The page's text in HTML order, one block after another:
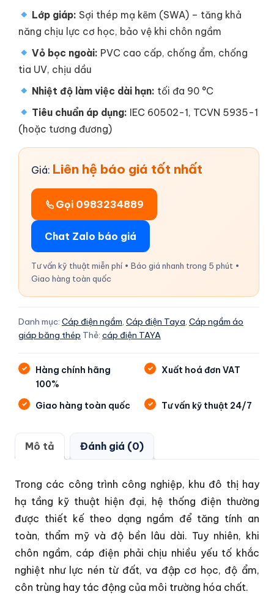
Lớp giáp: Sợi thép mạ kẽm (SWA) – tăng khả
năng chịu lực cơ học, bảo vệ khi chôn ngầm
Vỏ bọc ngoài: PVC cao cấp, chống ẩm, chống
tia UV, chịu dầu
Nhiệt độ làm việc dài hạn: tối đa 90 °C
Tiêu chuẩn áp dụng: IEC 60502-1, TCVN 5935-1
(hoặc tương đương)
Giá: Liên hệ báo giá tốt nhất
Gọi 0983234889
Chat Zalo báo giá
Tư vấn kỹ thuật miễn phí • Báo giá nhanh trong 5 phút •
Giao hàng toàn quốc
Danh mục: Cáp điện ngầm, Cáp điện Taya, Cáp ngầm áo
giáp băng thép Thẻ: cáp điện TAYA
Hàng chính hãng
100%
Xuất hoá đơn VAT
Giao hàng toàn quốc Tư vấn kỹ thuật 24/7
Mô tả Đánh giá (0)
Trong các công trình công nghiệp, khu đô thị hay
hạ tầng kỹ thuật hiện đại, hệ thống điện thường
được thiết kế theo dạng ngầm để tăng tính an
toàn, thẩm mỹ và độ bền lâu dài. Tuy nhiên, khi
chôn ngầm, cáp điện phải chịu nhiều yếu tố khắc
nghiệt như lực nén từ đất, va đập cơ học, độ ẩm,
côn trùng hay tác động của môi trường hóa chất.